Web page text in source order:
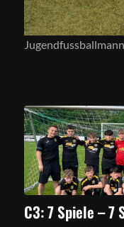
C3: 7 Spiele – 7